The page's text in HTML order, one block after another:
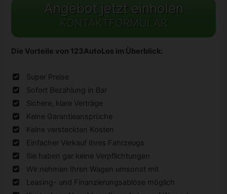
Angebot jetzt einholen
KONTAKTFORMULAR
Die Vorteile von 123AutoLos im Überblick:
Super Preise
Sofort Bezahlung in Bar
Sichere, klare Verträge
Keine Garantieansprüche
Keine versteckten Kosten
Einfacher Verkauf Ihres Fahrzeugs
Sie haben gar keine Verpflichtungen
Wir nehmen Ihren Wagen umsonst mit
Leasing- und Finanzierungsablöse möglich